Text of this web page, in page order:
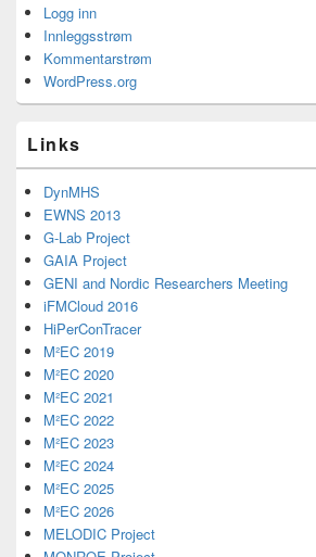
Logg inn
Innleggsstrøm
Kommentarstrøm
WordPress.org
Links
DynMHS
EWNS 2013
G-Lab Project
GAIA Project
GENI and Nordic Researchers Meeting
iFMCloud 2016
HiPerConTracer
M²EC 2019
M²EC 2020
M²EC 2021
M²EC 2022
M²EC 2023
M²EC 2024
M²EC 2025
M²EC 2026
MELODIC Project